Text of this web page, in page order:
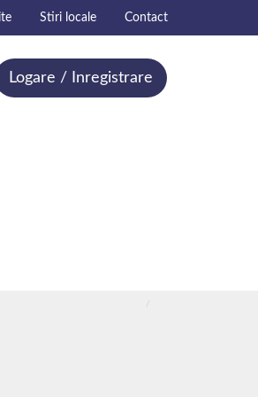
Stiri locale Contact
Logare / Inregistrare